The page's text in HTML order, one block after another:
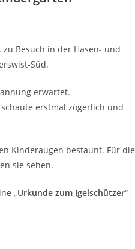
Besuch in der Hasen- und
Süd.
erwartet.
erstmal zögerlich und
Kinderaugen bestaunt. Für die
sie sehen.
„Urkunde zum Igelschützer“